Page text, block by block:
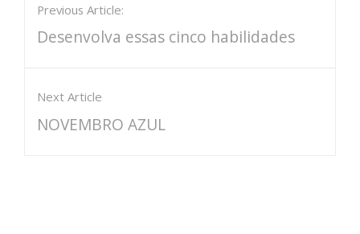
Previous Article:
Desenvolva essas cinco habilidades
Next Article
NOVEMBRO AZUL